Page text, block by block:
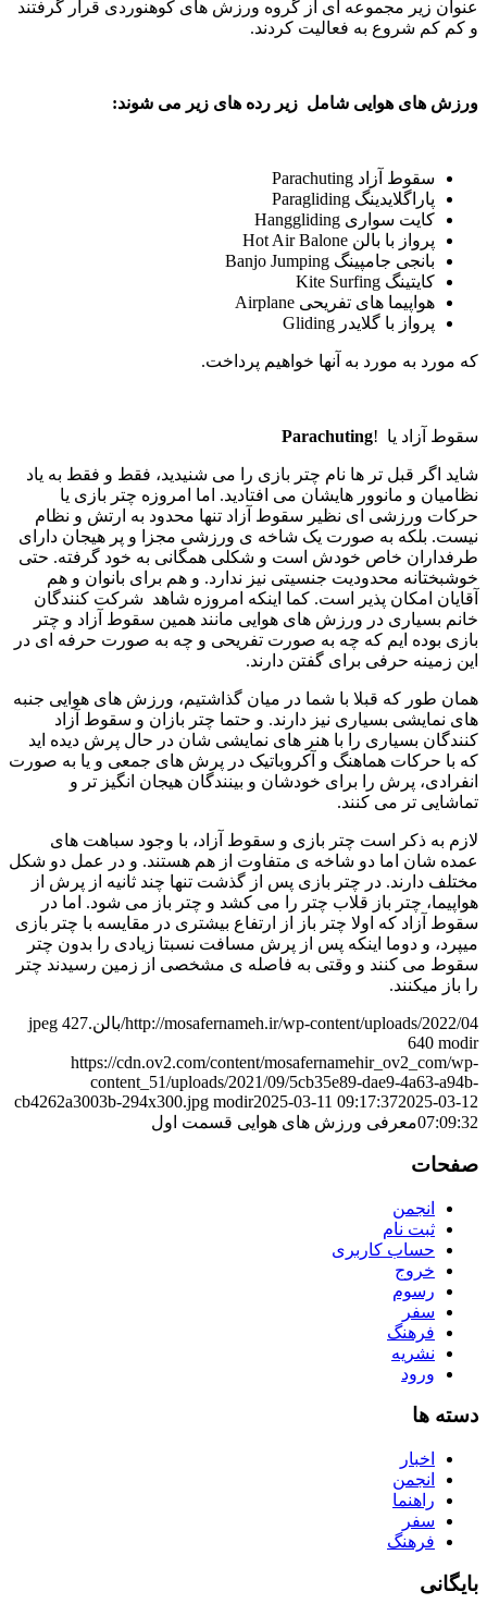
عنوان زیر مجموعه ای از گروه ورزش های کوهنوردی قرار گرفتند
و کم کم شروع به فعالیت کردند.
ورزش های هوایی شامل زیر رده های زیر می شوند:
سقوط آزاد Parachuting
پاراگلایدینگ Paragliding
کایت سواری Hanggliding
پرواز با بالن Hot Air Balone
بانجی جامپینگ Banjo Jumping
کایتینگ Kite Surfing
هواپیما های تفریحی Airplane
پرواز با گلایدر Gliding
که مورد به مورد به آنها خواهیم پرداخت.
سقوط آزاد یا !Parachuting
شاید اگر قبل تر ها نام چتر بازی را می شنیدید، فقط و فقط به یاد
نظامیان و مانوور هایشان می افتادید. اما امروزه چتر بازی یا
حرکات ورزشی ای نظیر سقوط آزاد تنها محدود به ارتش و نظام
نیست. بلکه به صورت یک شاخه ی ورزشی مجزا و پر هیجان دارای
طرفداران خاص خودش است و شکلی همگانی به خود گرفته. حتی
خوشبختانه محدودیت جنسیتی نیز ندارد. و هم برای بانوان و هم
آقایان امکان پذیر است. کما اینکه امروزه شاهد شرکت کنندگان
خانم بسیاری در ورزش های هوایی مانند همین سقوط آزاد و چتر
بازی بوده ایم که چه به صورت تفریحی و چه به صورت حرفه ای در
این زمینه حرفی برای گفتن دارند.
همان طور که قبلا با شما در میان گذاشتیم، ورزش های هوایی جنبه
های نمایشی بسیاری نیز دارند. و حتما چتر بازان و سقوط آزاد
کنندگان بسیاری را با هنر های نمایشی شان در حال پرش دیده اید
که با حرکات هماهنگ و آکروباتیک در پرش های جمعی و یا به صورت
انفرادی، پرش را برای خودشان و بینندگان هیجان انگیز تر و
تماشایی تر می کنند.
لازم به ذکر است چتر بازی و سقوط آزاد، با وجود سباهت های
عمده شان اما دو شاخه ی متفاوت از هم هستند. و در عمل دو شکل
مختلف دارند. در چتر بازی پس از گذشت تنها چند ثانیه از پرش از
هواپیما، چتر باز قلاب چتر را می کشد و چتر باز می شود. اما در
سقوط آزاد که اولا چتر باز از ارتفاع بیشتری در مقایسه با چتر بازی
میپرد، و دوما اینکه پس از پرش مسافت نسبتا زیادی را بدون چتر
سقوط می کنند و وقتی به فاصله ی مشخصی از زمین رسیدند چتر
را باز میکنند.
http://mosafernameh.ir/wp-content/uploads/2022/04/بالن.jpeg
427
640 modir
https://cdn.ov2.com/content/mosafernamehir_ov2_com/wp-
content_51/uploads/2021/09/5cb35e89-dae9-4a63-a94b-
cb4262a3003b-294x300.jpg modir2025-03-11 09:17:372025-03-12
07:09:32معرفی ورزش های هوایی قسمت اول
صفحات
انجمن
ثبت نام
حساب کاربری
خروج
رسوم
سفر
فرهنگ
نشریه
ورود
دسته ها
اخبار
انجمن
راهنما
سفر
فرهنگ
بایگانی